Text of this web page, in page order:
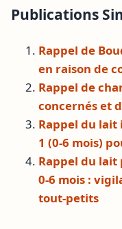
Publications
Rappel de
en raison de
Rappel de
concernés et
Rappel du lait
1 (0-6 mois)
Rappel du lait
0-6 mois :
tout-petits